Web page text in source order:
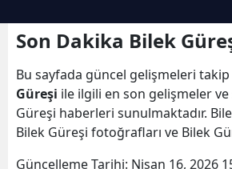
Son Dakika Bilek
Bu sayfada güncel gelişmeleri
Güreşi ile ilgili en son gelişmeler
Güreşi haberleri sunulmaktadır.
Bilek Güreşi fotoğrafları ve Bilek
Güncelleme Tarihi: Nisan 16, 2026